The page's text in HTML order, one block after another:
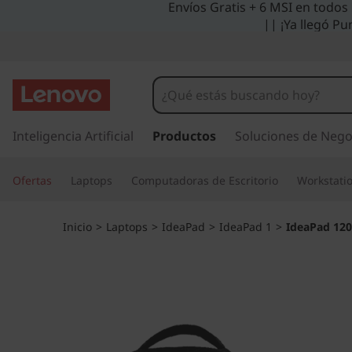
e
a
P
a
Envíos Gratis + 6 MSI en
|| ¡Ya llegó
r
c
Inteligencia Artificial Productos Soluciones de
Ofertas Laptops Computadoras de Escritorio
Inicio > Laptops > IdeaPad > IdeaPad 1 > IdeaPad